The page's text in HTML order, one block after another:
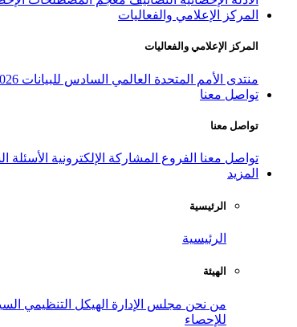
المركز الإعلامي والفعاليات
المركز الإعلامي والفعاليات
منتدى الأمم المتحدة العالمي السادس للبيانات 2026
تواصل معنا
تواصل معنا
تواصل معنا الفروع المشاركة الإلكترونية الأسئلة
المزيد
الرئيسية
الرئيسية
الهيئة
من نحن مجلس الإدارة الهيكل التنظيمي
للإحصاء